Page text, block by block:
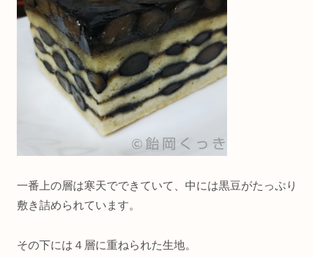
一番上の層は寒天でできていて、中には黒豆がたっぷり
敷き詰められています。
その下には４層に重ねられた生地。